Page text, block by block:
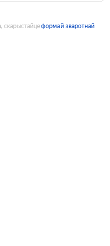
скарыстайцеформай зваротнай